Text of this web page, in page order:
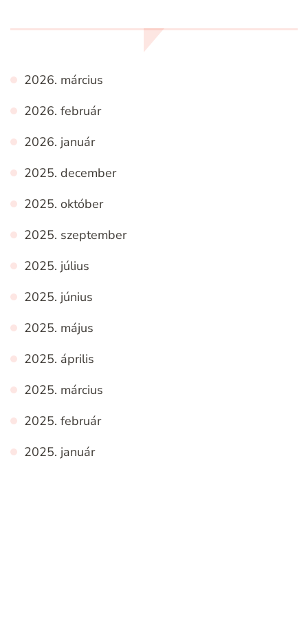
2026. március
2026. február
2026. január
2025. december
2025. október
2025. szeptember
2025. július
2025. június
2025. május
2025. április
2025. március
2025. február
2025. január